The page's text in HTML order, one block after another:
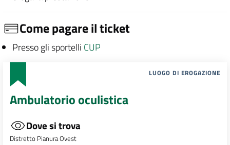
Come pagare il ticket
Presso gli sportelli CUP
LUOGO DI EROGAZIONE
Ambulatorio oculistica
Dove si trova
Distretto Pianura Ovest